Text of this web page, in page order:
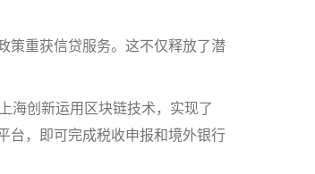
重获信贷服务。这不仅释放了潜
创新运用区块链技术，实现了
台，即可完成税收申报和境外银行